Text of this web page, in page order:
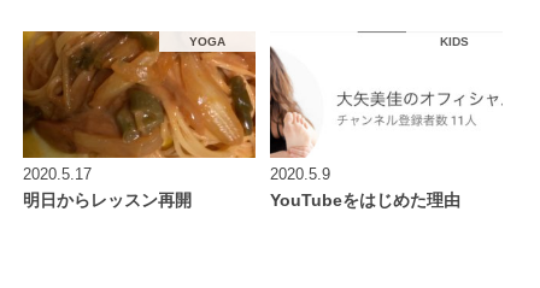
YOGA
2020.5.17
明日からレッスン再開
KIDS
2020.5.9
YouTubeをはじめた理由